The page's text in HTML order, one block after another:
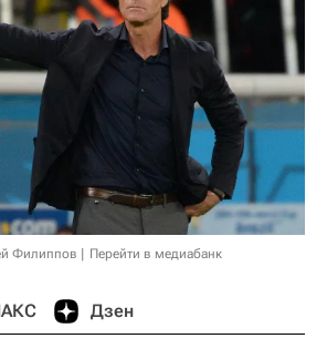
Филиппов Перейти в медиабанк
Дзен